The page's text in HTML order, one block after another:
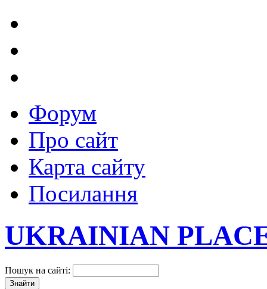
Форум
Про сайт
Карта сайту
Посилання
UKRAINIAN
Пошук на сайті: